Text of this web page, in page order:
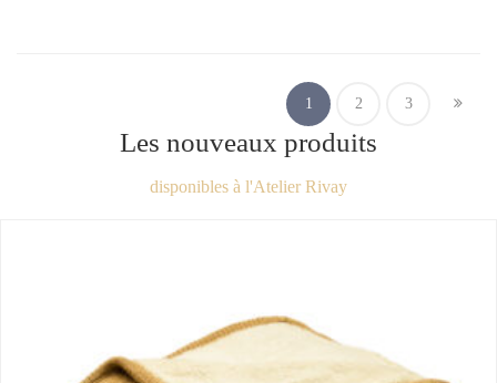
1 2 3
Les nouveaux produits
disponibles à l'Atelier Rivay